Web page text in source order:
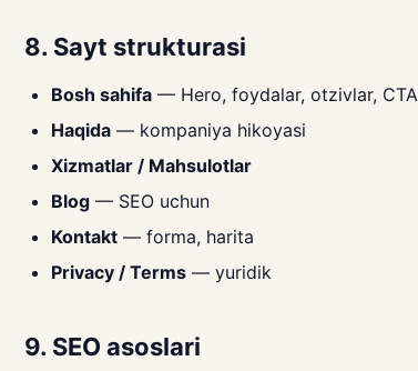
8. Sayt strukturasi
Bosh sahifa — Hero, foydalar, otzivlar, CTA
Haqida — kompaniya hikoyasi
Xizmatlar / Mahsulotlar
Blog — SEO uchun
Kontakt — forma, harita
Privacy / Terms — yuridik
9. SEO asoslari